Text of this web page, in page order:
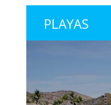
PLAYAS